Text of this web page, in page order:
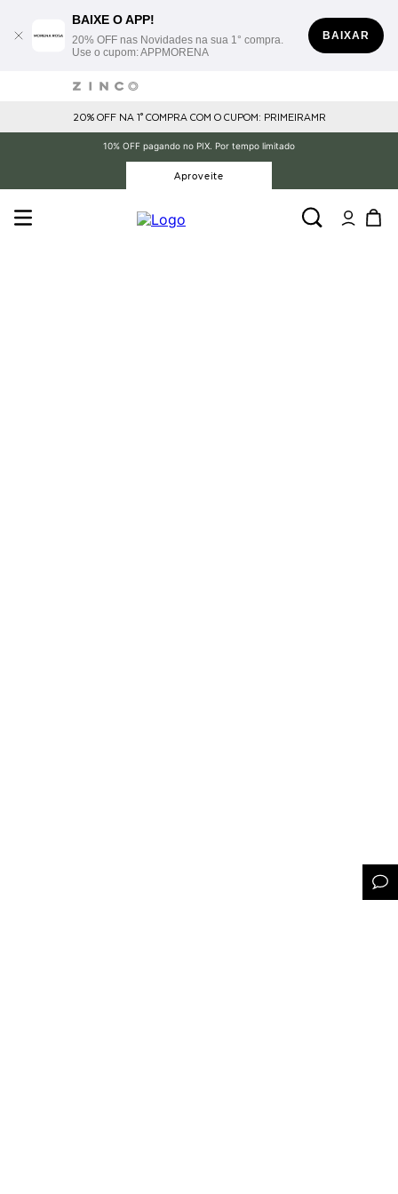
BAIXE O APP!
20% OFF nas Novidades na sua 1° compra.
Use o cupom: APPMORENA
BAIXAR
20% OFF NA 1° COMPRA COM O CUPOM: PRIMEIRAMR
10% OFF pagando no PIX. Por tempo limitado
Aproveite